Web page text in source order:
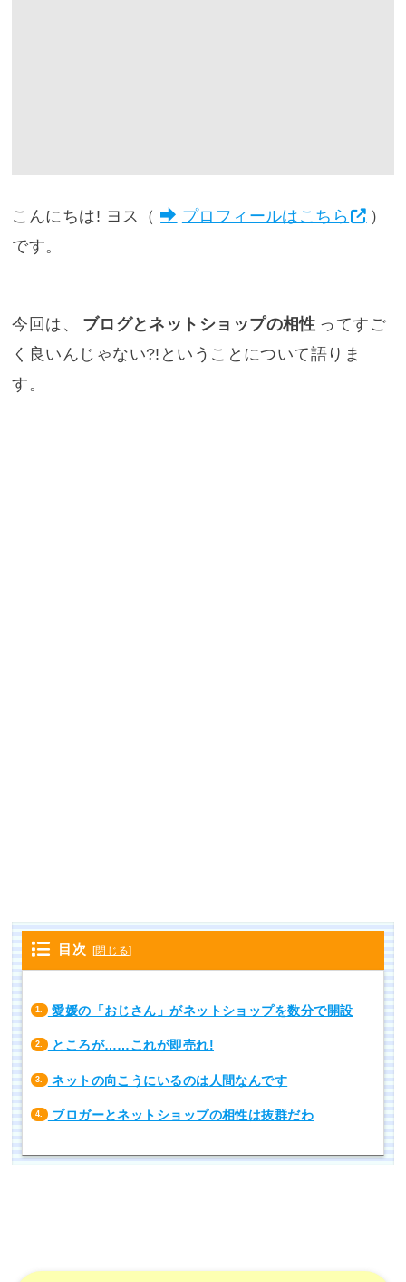
こんにちは! ヨス（ プロフィールはこちら
）
です。
今回は、 ブログとネットショップの相性 ってすご
く良いんじゃない?!ということについて語りま
す。
目次 [閉じる]
1. 愛媛の「おじさん」がネットショップを数分で開設
2. ところが……これが即売れ!
3. ネットの向こうにいるのは人間なんです
4. ブロガーとネットショップの相性は抜群だわ